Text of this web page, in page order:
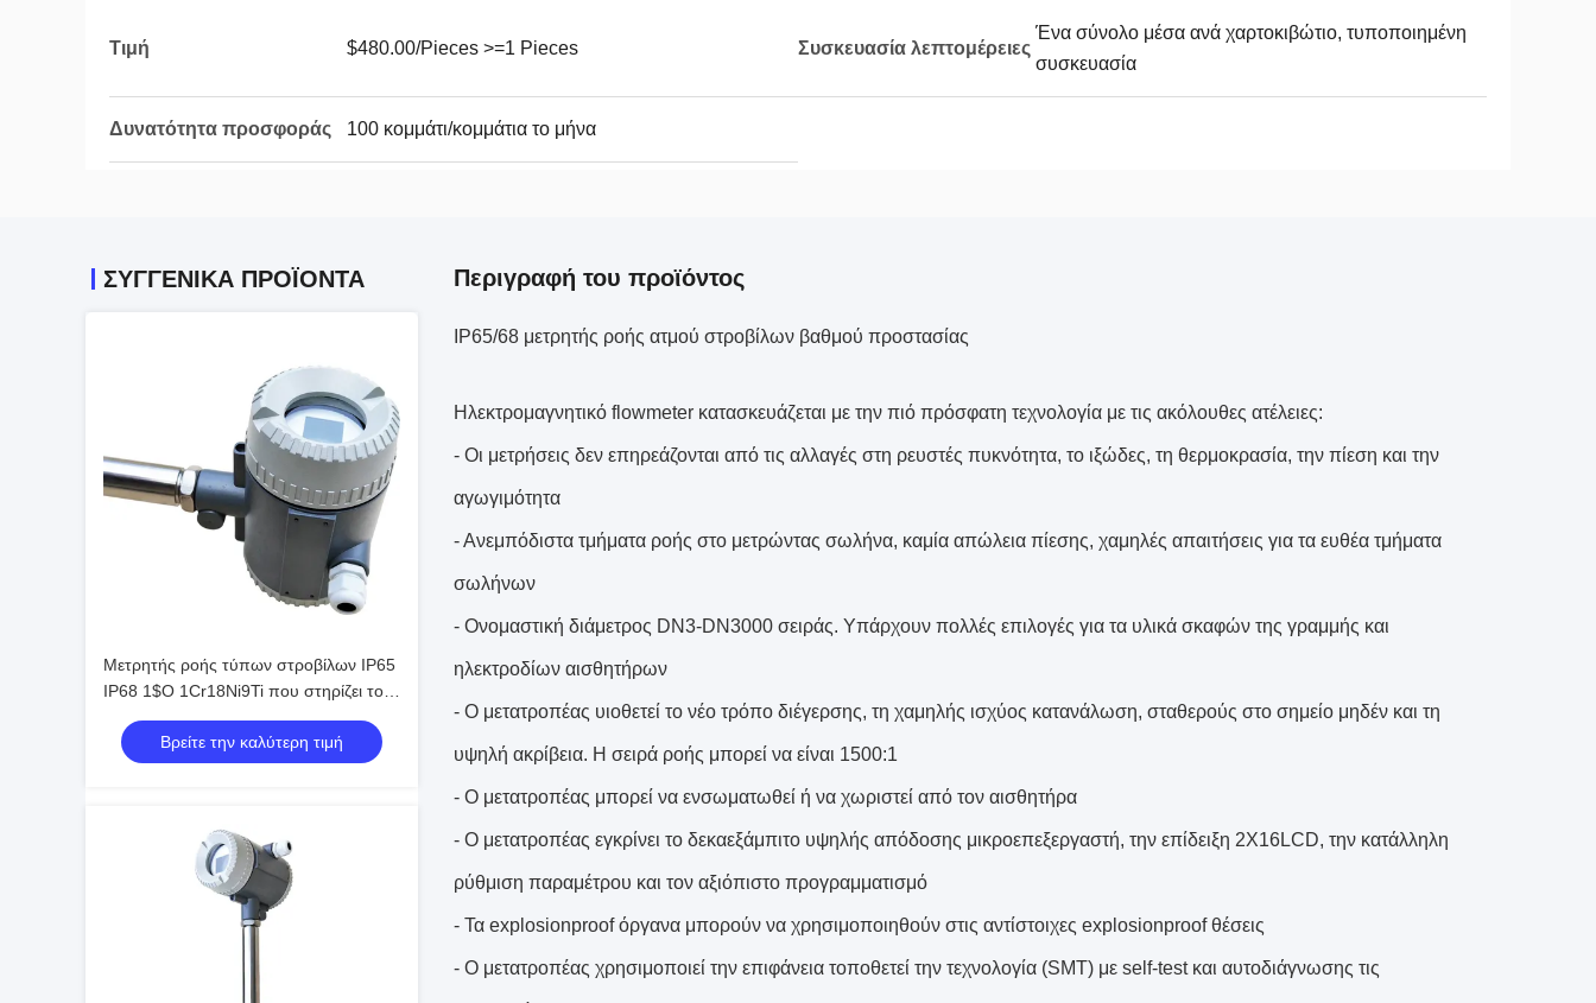
Τιμή $480.00/Pieces >=1 Pieces Συσκευασία λεπτομέρειες
Ένα σύνολο μέσα ανά χαρτοκιβώτιο, τυποποιημένη
συσκευασία
Δυνατότητα προσφοράς 100 κομμάτι/κομμάτια το μήνα
ΣΥΓΓΕΝΙΚΆ ΠΡΟΪΌΝΤΑ
Μετρητής ροής τύπων στροβίλων IP65
IP68 1$Ο 1Cr18Ni9Ti που στηρίζει το
υλικό φλαντζών
Βρείτε την καλύτερη τιμή
Περιγραφή του προϊόντος
IP65/68 μετρητής ροής ατμού στροβίλων βαθμού προστασίας
Ηλεκτρομαγνητικό flowmeter κατασκευάζεται με την πιό πρόσφατη τεχνολογία με τις ακόλουθες ατέλειες:
- Οι μετρήσεις δεν επηρεάζονται από τις αλλαγές στη ρευστές πυκνότητα, το ιξώδες, τη θερμοκρασία, την πίεση και την
αγωγιμότητα
- Ανεμπόδιστα τμήματα ροής στο μετρώντας σωλήνα, καμία απώλεια πίεσης, χαμηλές απαιτήσεις για τα ευθέα τμήματα
σωλήνων
- Ονομαστική διάμετρος DN3-DN3000 σειράς. Υπάρχουν πολλές επιλογές για τα υλικά σκαφών της γραμμής και
ηλεκτροδίων αισθητήρων
- Ο μετατροπέας υιοθετεί το νέο τρόπο διέγερσης, τη χαμηλής ισχύος κατανάλωση, σταθερούς στο σημείο μηδέν και τη
υψηλή ακρίβεια. Η σειρά ροής μπορεί να είναι 1500:1
- Ο μετατροπέας μπορεί να ενσωματωθεί ή να χωριστεί από τον αισθητήρα
- Ο μετατροπέας εγκρίνει το δεκαεξάμπιτο υψηλής απόδοσης μικροεπεξεργαστή, την επίδειξη 2X16LCD, την κατάλληλη
ρύθμιση παραμέτρου και τον αξιόπιστο προγραμματισμό
- Τα explosionproof όργανα μπορούν να χρησιμοποιηθούν στις αντίστοιχες explosionproof θέσεις
- Ο μετατροπέας χρησιμοποιεί την επιφάνεια τοποθετεί την τεχνολογία (SMT) με self-test και αυτοδιάγνωσης τις